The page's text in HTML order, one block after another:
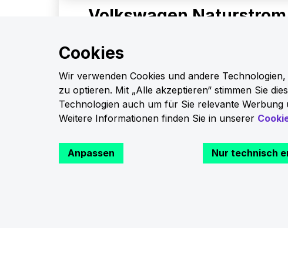
Volkswagen Naturstrom
Energien verringert Ihren persönlichen CO₂-
steht Ihnen dazu ein verlässlicher,
zur Seite.
Cookies
Wir verwenden Cookies und andere
zu optieren. Mit „Alle akzeptieren“ stimmen Sie
Technologien auch um für Sie relevante
Weitere Informationen finden Sie in unserer
Anpassen Nur technisch